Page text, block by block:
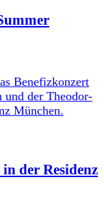
der Residenz